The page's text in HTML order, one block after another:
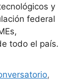
y
federal
todo el país.
,